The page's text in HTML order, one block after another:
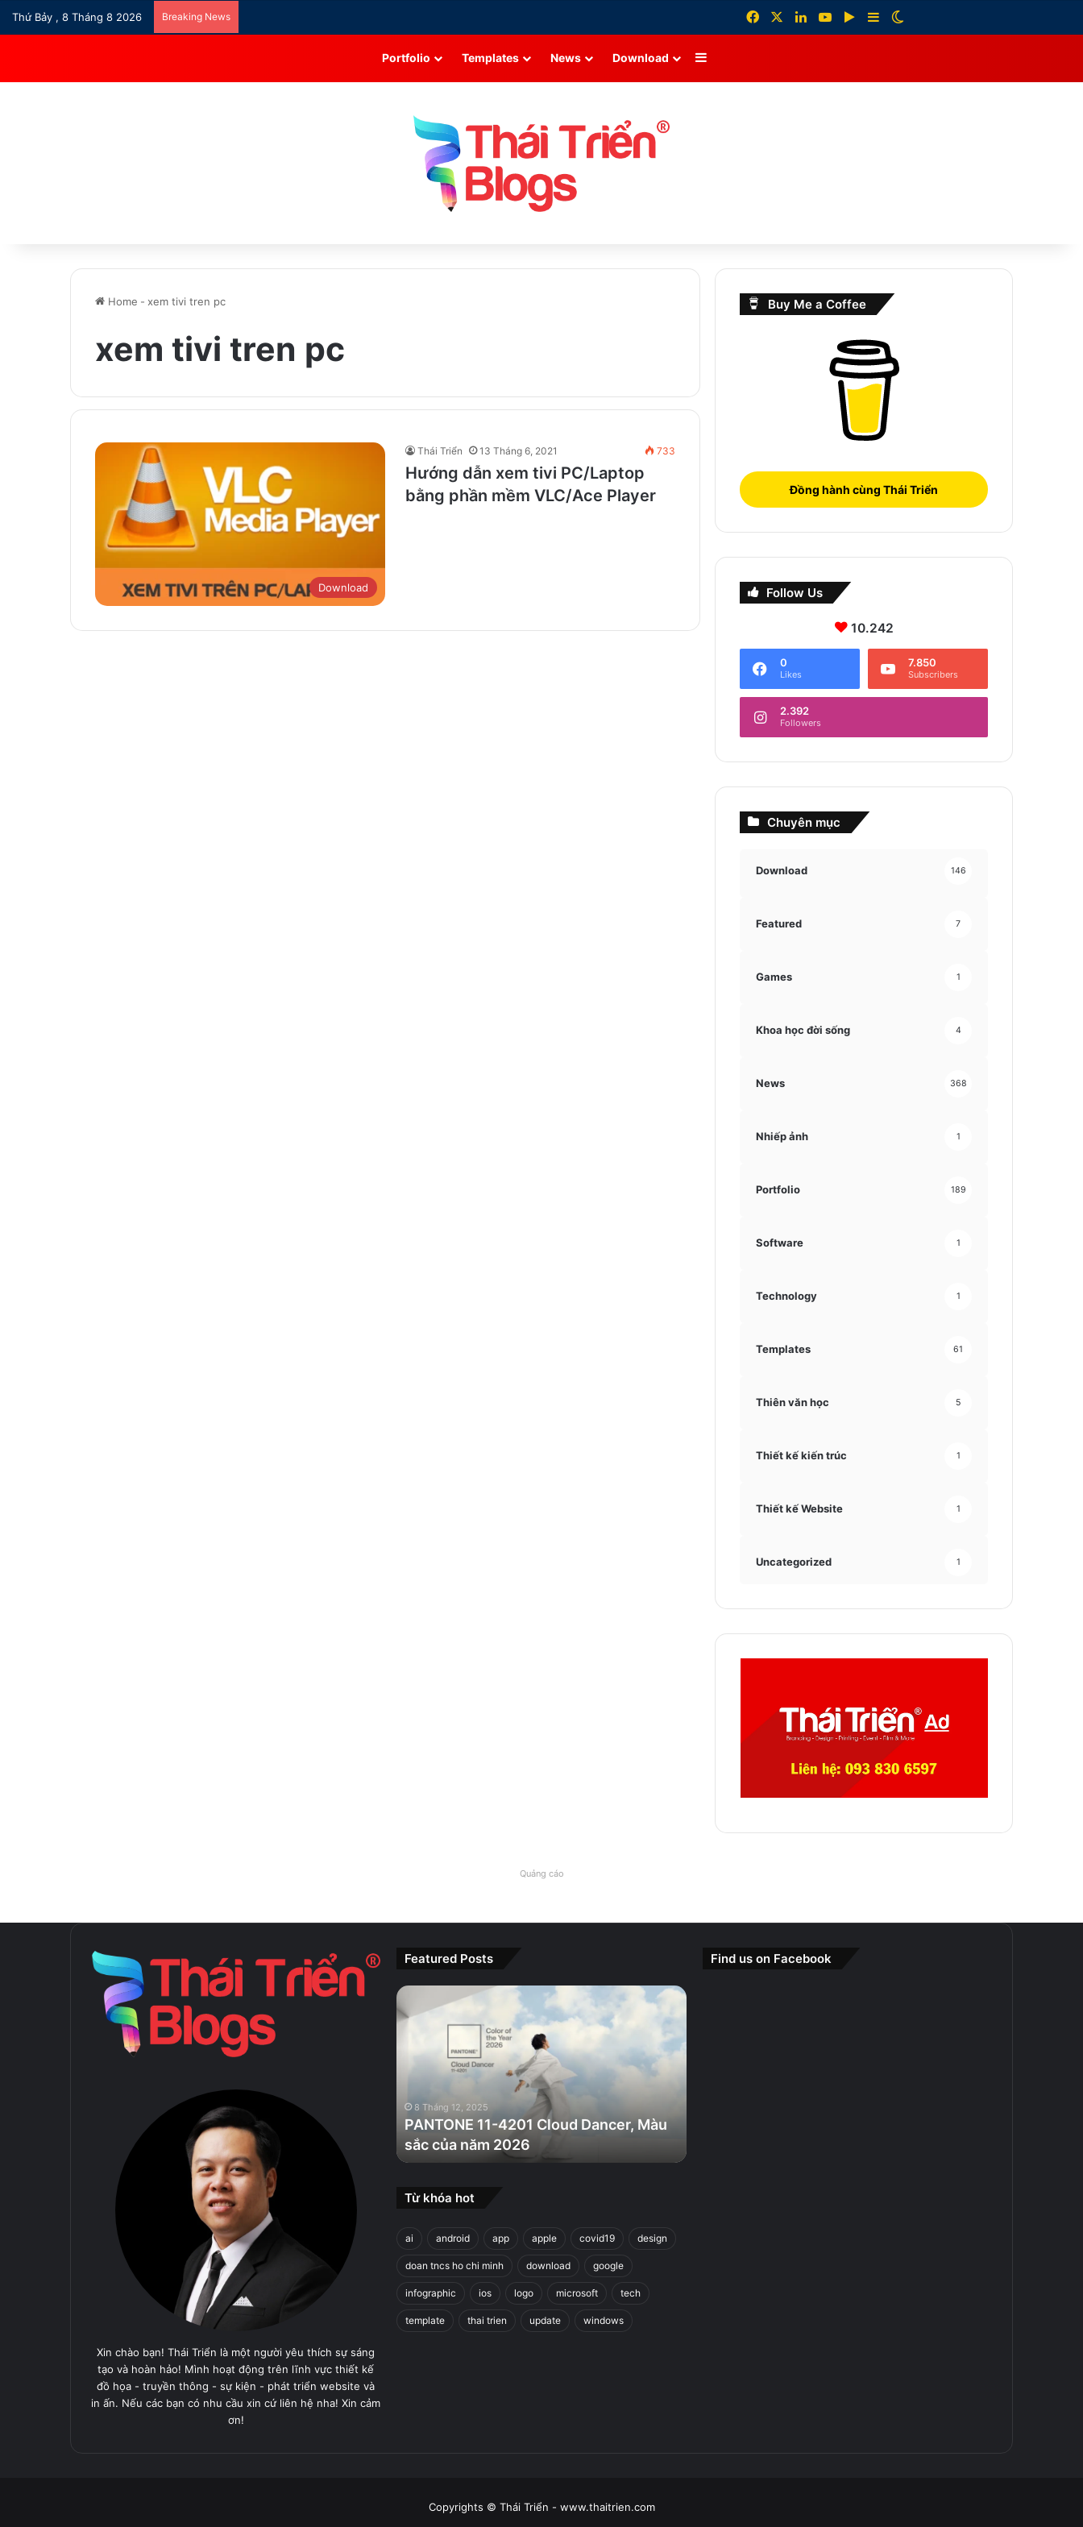
Thứ Bảy , 8 Tháng 8 2026 Breaking News FacebookLinkedInYouTubeGoogle Play
Sidebar
Portfolio Templates News Download Sidebar
Home - xem tivi tren pc
xem tivi tren pc
Download
Thái Triển 13 Tháng 6, 2021 733
Hướng dẫn xem tivi PC/Laptop
bằng phần mềm VLC/Ace Player
Buy Me a Coffee
Đồng hành cùng Thái Triển
Follow Us
10.242
0
Likes
7.850
Subscribers
2.392
Followers
Chuyên mục
Download 146
Featured 7
Games 1
Khoa học đời sống 4
News 368
Nhiếp ảnh 1
Portfolio 189
Software 1
Technology 1
Templates 61
Thiên văn học 5
Thiết kế kiến trúc 1
Thiết kế Website 1
Uncategorized 1
Quảng cáo
Xin chào bạn! Thái Triển là một người yêu thích sự sáng
tạo và hoàn hảo! Mình hoạt động trên lĩnh vực thiết kế
đồ họa - truyền thông - sự kiện - phát triển website và
in ấn. Nếu các bạn có nhu cầu xin cứ liên hệ nha! Xin cảm
ơn!
Featured Posts
PANTONE
11-
Màu
của
năm
2026
8 Tháng 12, 2025
PANTONE 11-4201 Cloud Dancer, Màu
sắc của năm 2026
Từ khóa hot
ai android app apple covid19 design
doan tncs ho chi minh download google
infographic ios logo microsoft tech
template thai trien update windows
Find us on Facebook
Copyrights © Thái Triển - www.thaitrien.com